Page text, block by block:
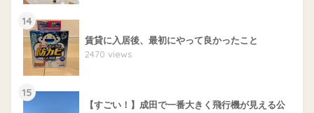
14
賃貸に入居後、最初にやって良かったこと
2470 views
15
【すごい！】成田で一番大きく飛行機が見える公